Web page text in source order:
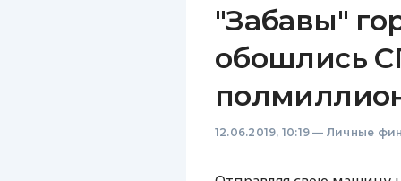
"Забавы"
обошлись
12.06.2019, 10:19 — Личные